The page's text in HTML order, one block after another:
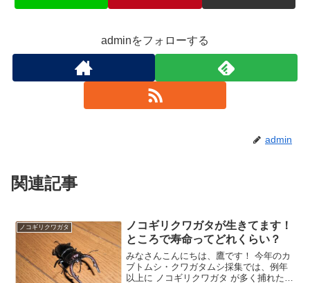
adminをフォローする
admin
関連記事
ノコギリクワガタ
ノコギリクワガタが生きてます！
ところで寿命ってどれくらい？
みなさんこんにちは、鷹です！ 今年のカ
ブトムシ・クワガタムシ採集では、例年
以上に ノコギリクワガタ が多く捕れたの